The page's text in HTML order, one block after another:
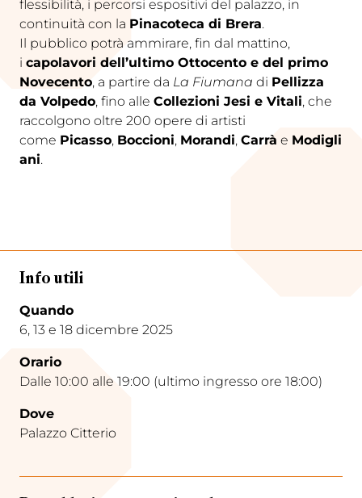
flessibilità, i percorsi espositivi del palazzo, in
continuità con la Pinacoteca di Brera.
Il pubblico potrà ammirare, fin dal mattino,
i capolavori dell’ultimo Ottocento e del primo
Novecento, a partire da La Fiumana di Pellizza
da Volpedo, fino alle Collezioni Jesi e Vitali, che
raccolgono oltre 200 opere di artisti
come Picasso, Boccioni, Morandi, Carrà e Modigli
ani.
Info utili
Quando
6, 13 e 18 dicembre 2025
Orario
Dalle 10:00 alle 19:00 (ultimo ingresso ore 18:00)
Dove
Palazzo Citterio